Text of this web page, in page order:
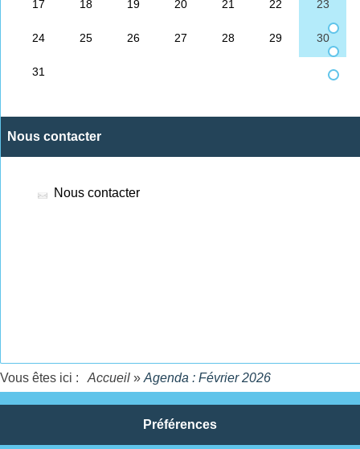
Nous contacter
Nous contacter
Vous êtes ici : Accueil » Agenda : Février 2026
Préférences